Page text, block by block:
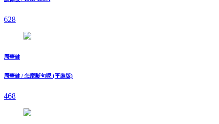
628
周華健
周華健 / 怎麼斷句呢 (平裝版)
468